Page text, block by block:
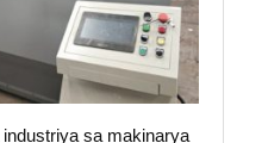
sa makinarya